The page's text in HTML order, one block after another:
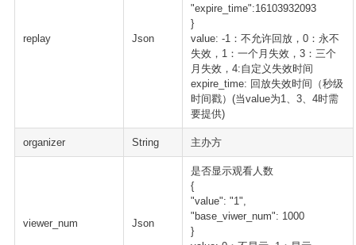
replay Json
"expire_time":16103932093
}
value: -1：不允许回放，0：永不
失效，1：一个月失效，3：三个
月失效，4:自定义失效时间
expire_time: 回放失效时间（秒级
时间戳）(当value为1、3、4时需
要提供)
organizer String 主办方
viewer_num Json
是否显示观看人数
{
"value": "1",
"base_viwer_num": 1000
}